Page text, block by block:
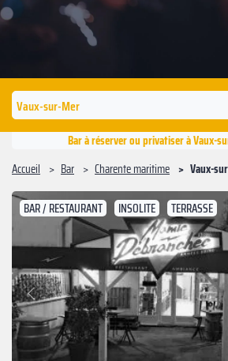
Bar à réserver ou privatiser à Vaux-
Accueil
Bar Charente maritime Vaux-
BAR / RESTAURANT INSOLITE TERRASSE
Précédent